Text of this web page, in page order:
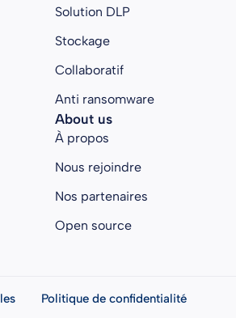
Solution DLP
Stockage
Collaboratif
Anti ransomware
About us
À propos
Nous rejoindre
Nos partenaires
Open source
Politique de confidentialité